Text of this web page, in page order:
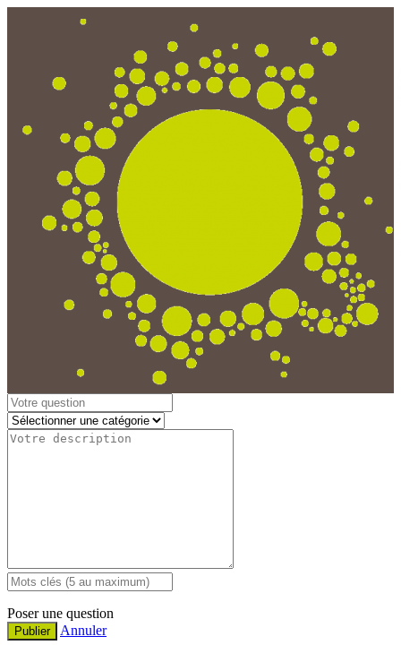
Poser une question
Publier Annuler